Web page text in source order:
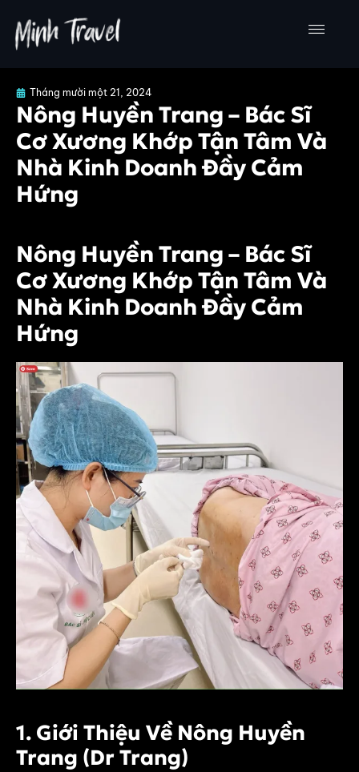
nội
Tháng mười một 21, 2024
Nông Huyền Trang – Bác Sĩ
Cơ Xương Khớp Tận Tâm Và
Nhà Kinh Doanh Đầy Cảm
Hứng
Nông Huyền Trang – Bác Sĩ
Cơ Xương Khớp Tận Tâm Và
Nhà Kinh Doanh Đầy Cảm
Hứng
1. Giới Thiệu Về Nông Huyền
Trang (Dr Trang)